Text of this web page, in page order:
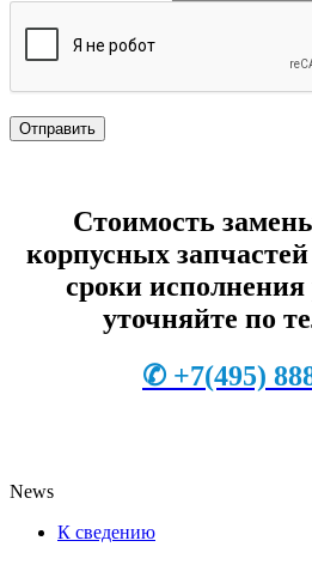
Стоимость
корпусных
сроки исполнения
уточняйте по
✆ +7(495)
News
К сведению